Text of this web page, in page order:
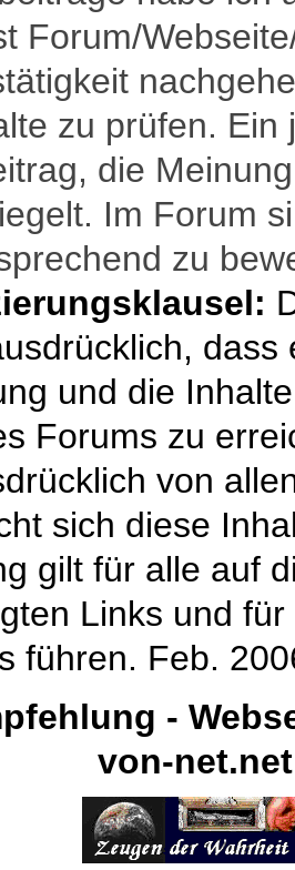
Forum/
zu prüfen.
die
Im Forum
zu
und die
Forums zu
von
sich diese
gilt für alle auf
Links und
führen. Feb.
-
von-net.net